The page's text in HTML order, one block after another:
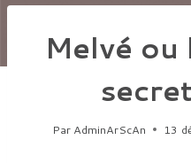
Melvé
Par AdminArScAn 13